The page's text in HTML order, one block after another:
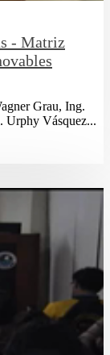
- Matriz
Grau, Ing.
Urphy Vásquez...